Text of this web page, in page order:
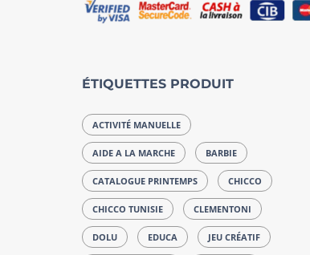
ÉTIQUETTES PRODUIT
ACTIVITÉ MANUELLE
AIDE A LA MARCHE BARBIE
CATALOGUE PRINTEMPS CHICCO
CHICCO TUNISIE CLEMENTONI
DOLU EDUCA JEU CRÉATIF